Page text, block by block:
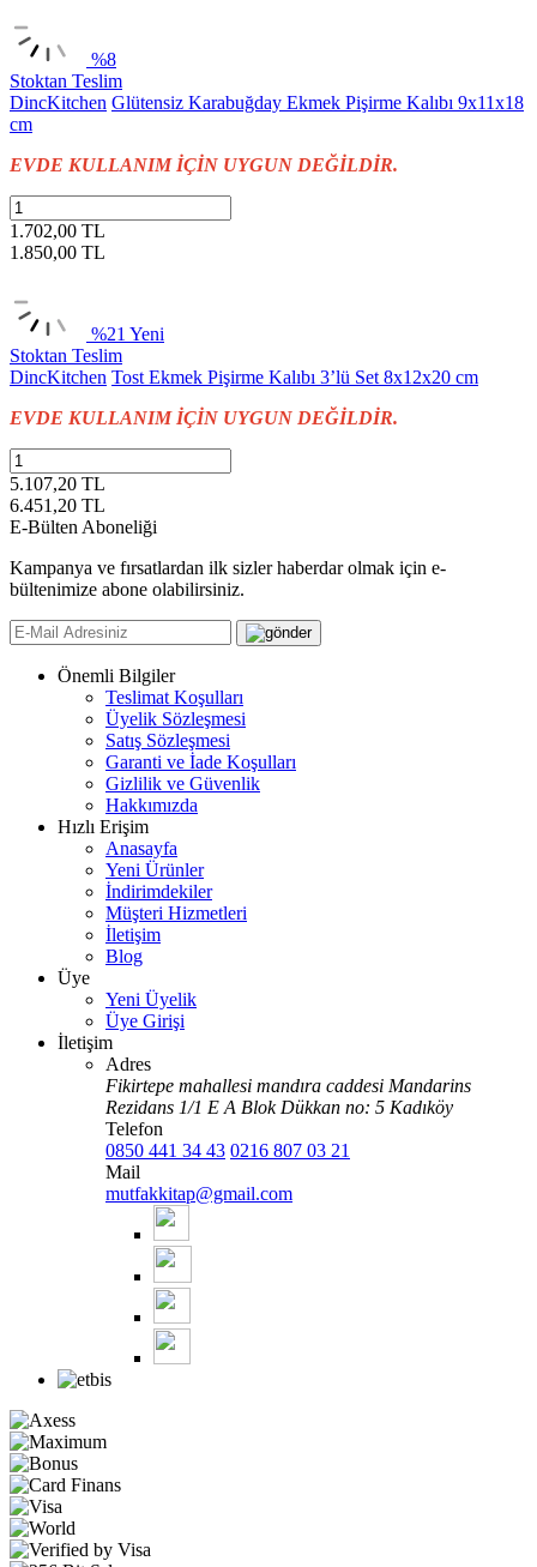
%8
Stoktan Teslim
DincKitchen Glütensiz Karabuğday Ekmek Pişirme Kalıbı 9x11x18
cm
EVDE KULLANIM İÇİN UYGUN DEĞİLDİR.
1.702,00 TL
1.850,00 TL
%21 Yeni
Stoktan Teslim
DincKitchen Tost Ekmek Pişirme Kalıbı 3’lü Set 8x12x20 cm
EVDE KULLANIM İÇİN UYGUN DEĞİLDİR.
5.107,20 TL
6.451,20 TL
E-Bülten Aboneliği
Kampanya ve fırsatlardan ilk sizler haberdar olmak için e-
bültenimize abone olabilirsiniz.
Önemli Bilgiler
Teslimat Koşulları
Üyelik Sözleşmesi
Satış Sözleşmesi
Garanti ve İade Koşulları
Gizlilik ve Güvenlik
Hakkımızda
Hızlı Erişim
Anasayfa
Yeni Ürünler
İndirimdekiler
Müşteri Hizmetleri
İletişim
Blog
Üye
Yeni Üyelik
Üye Girişi
İletişim
Adres
Fikirtepe mahallesi mandıra caddesi Mandarins
Rezidans 1/1 E A Blok Dükkan no: 5 Kadıköy
Telefon
0850 441 34 43 0216 807 03 21
Mail
mutfakkitap@gmail.com